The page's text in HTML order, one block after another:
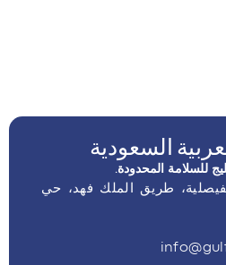
السعودية
للسلامة المحدودة.
مركز الفيصلية، طريق الملك فهد، حي